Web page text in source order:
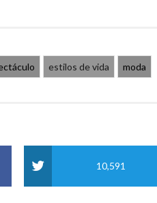
estilos de vida moda
10,591